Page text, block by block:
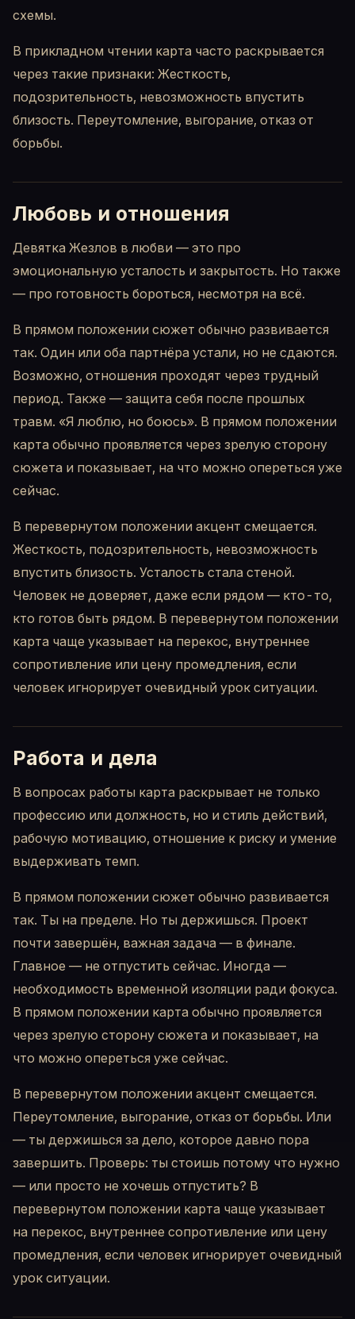
схемы.
В прикладном чтении карта часто раскрывается
через такие признаки: Жесткость,
подозрительность, невозможность впустить
близость. Переутомление, выгорание, отказ от
борьбы.
Любовь и отношения
Девятка Жезлов в любви — это про
эмоциональную усталость и закрытость. Но также
— про готовность бороться, несмотря на всё.
В прямом положении сюжет обычно развивается
так. Один или оба партнёра устали, но не сдаются.
Возможно, отношения проходят через трудный
период. Также — защита себя после прошлых
травм. «Я люблю, но боюсь». В прямом положении
карта обычно проявляется через зрелую сторону
сюжета и показывает, на что можно опереться уже
сейчас.
В перевернутом положении акцент смещается.
Жесткость, подозрительность, невозможность
впустить близость. Усталость стала стеной.
Человек не доверяет, даже если рядом — кто-то,
кто готов быть рядом. В перевернутом положении
карта чаще указывает на перекос, внутреннее
сопротивление или цену промедления, если
человек игнорирует очевидный урок ситуации.
Работа и дела
В вопросах работы карта раскрывает не только
профессию или должность, но и стиль действий,
рабочую мотивацию, отношение к риску и умение
выдерживать темп.
В прямом положении сюжет обычно развивается
так. Ты на пределе. Но ты держишься. Проект
почти завершён, важная задача — в финале.
Главное — не отпустить сейчас. Иногда —
необходимость временной изоляции ради фокуса.
В прямом положении карта обычно проявляется
через зрелую сторону сюжета и показывает, на
что можно опереться уже сейчас.
В перевернутом положении акцент смещается.
Переутомление, выгорание, отказ от борьбы. Или
— ты держишься за дело, которое давно пора
завершить. Проверь: ты стоишь потому что нужно
— или просто не хочешь отпустить? В
перевернутом положении карта чаще указывает
на перекос, внутреннее сопротивление или цену
промедления, если человек игнорирует очевидный
урок ситуации.